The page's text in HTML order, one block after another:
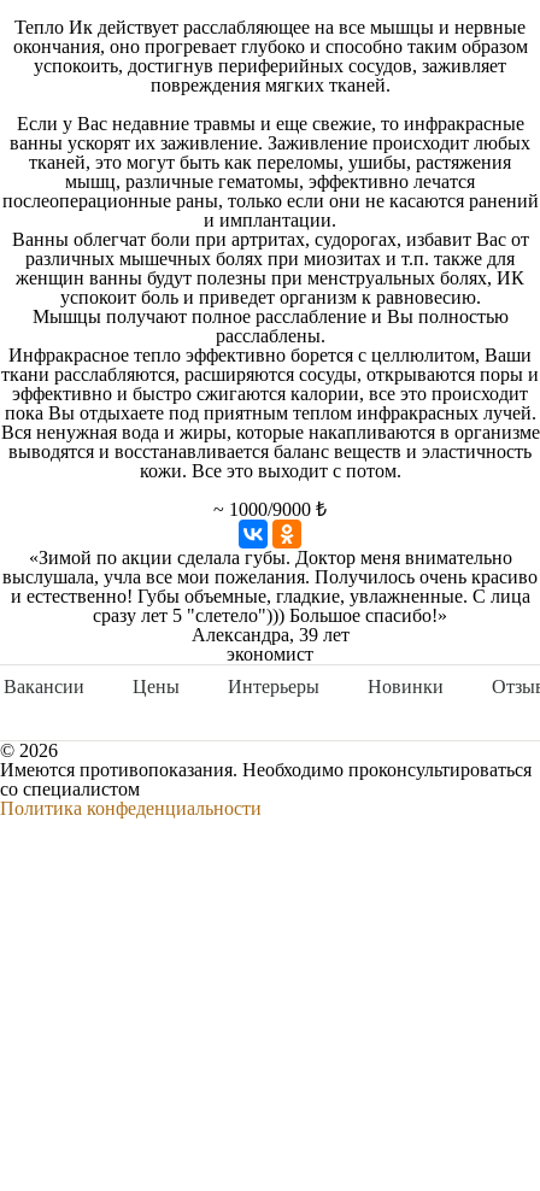
Тепло Ик действует расслабляющее на все мышцы и нервные
окончания, оно прогревает глубоко и способно таким образом
успокоить, достигнув периферийных сосудов, заживляет
повреждения мягких тканей.
Если у Вас недавние травмы и еще свежие, то инфракрасные
ванны ускорят их заживление. Заживление происходит любых
тканей, это могут быть как переломы, ушибы, растяжения
мышц, различные гематомы, эффективно лечатся
послеоперационные раны, только если они не касаются ранений
и имплантации.
Ванны облегчат боли при артритах, судорогах, избавит Вас от
различных мышечных болях при миозитах и т.п. также для
женщин ванны будут полезны при менструальных болях, ИК
успокоит боль и приведет организм к равновесию.
Мышцы получают полное расслабление и Вы полностью
расслаблены.
Инфракрасное тепло эффективно борется с целлюлитом, Ваши
ткани расслабляются, расширяются сосуды, открываются поры и
эффективно и быстро сжигаются калории, все это происходит
пока Вы отдыхаете под приятным теплом инфракрасных лучей.
Вся ненужная вода и жиры, которые накапливаются в организме
выводятся и восстанавливается баланс веществ и эластичность
кожи. Все это выходит с потом.
~ 1000/9000 ₺
«Зимой по акции сделала губы. Доктор меня внимательно
выслушала, учла все мои пожелания. Получилось очень красиво
и естественно! Губы объемные, гладкие, увлажненные. С лица
сразу лет 5 "слетело"))) Большое спасибо!»
Александра, 39 лет
экономист
Вакансии
Цены Интерьеры Новинки
© 2026
Имеются противопоказания. Необходимо проконсультироваться
со специалистом
Политика конфеденциальности